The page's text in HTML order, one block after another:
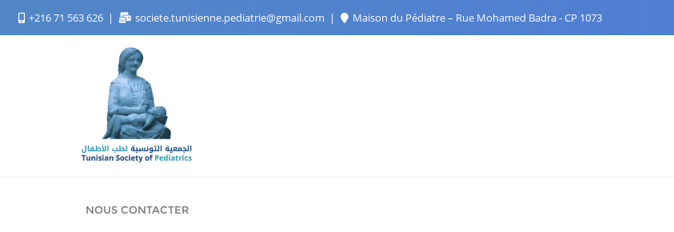
+216 71 563 626 societe.tunisienne.pediatrie@gmail.com Maison du Pédiatre – Rue Mohamed Badra - CP 1073
NOUS CONTACTER